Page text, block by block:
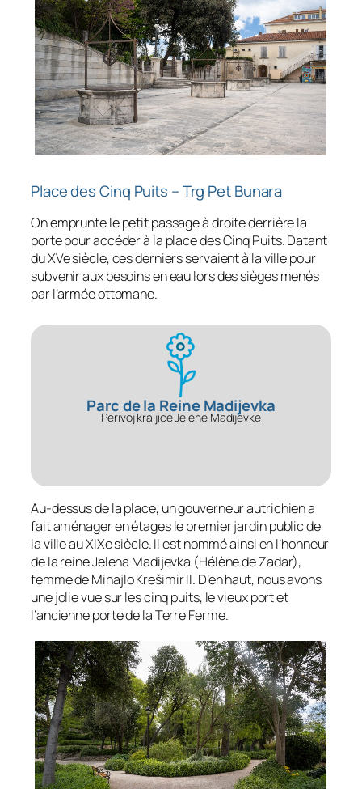
Place des Cinq Puits – Trg Pet Bunara
On emprunte le petit passage à droite derrière la
porte pour accéder à la place des Cinq Puits. Datant
du XVe siècle, ces derniers servaient à la ville pour
subvenir aux besoins en eau lors des sièges menés
par l’armée ottomane.
Parc de la Reine Madijevka
Perivoj kraljice Jelene Madijevke
Au-dessus de la place, un gouverneur autrichien a
fait aménager en étages le premier jardin public de
la ville au XIXe siècle. Il est nommé ainsi en l’honneur
de la reine Jelena Madijevka (Hélène de Zadar),
femme de Mihajlo Krešimir II. D’en haut, nous avons
une jolie vue sur les cinq puits, le vieux port et
l’ancienne porte de la Terre Ferme.